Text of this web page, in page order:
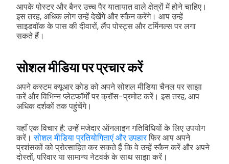
आपके पोस्टर और बैनर उच्च पैर यातायात वाले क्षेत्रों में होने चाहिए।
इस तरह, अधिक लोग उन्हें देखेंगे और स्कैन करेंगे। आप उन्हें
साइडवॉक के पास की दीवारों, लैंप पोस्ट्स और टर्मिनल्स पर लगा
सकते हैं।
सोशल मीडिया पर प्रचार करें
अपने कस्टम क्यूआर कोड को अपने सोशल मीडिया चैनल पर साझा
करें और विभिन्न प्लेटफॉर्मों पर क्रॉस-प्रमोट करें। इस तरह, आप
अधिक दर्शकों तक पहुंचेंगे।
यहाँ एक विचार है: उन्हें मजेदार ऑनलाइन गतिविधियों के लिए उपयोग
करें।सोशल मीडिया प्रतियोगिताएं और उपहारफिर आप अपने
प्रशंसकों को प्रोत्साहित कर सकते हैं कि वे उन्हें स्कैन करें और अपने
दोस्तों, परिवार या सामान्य नेटवर्क के साथ साझा करें।